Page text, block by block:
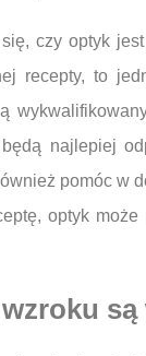
czy optyk
recepty, to
najlepiej
pomóc w
optyk